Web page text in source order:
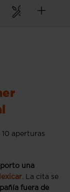
aperturas
una
. La cita se
fuera de